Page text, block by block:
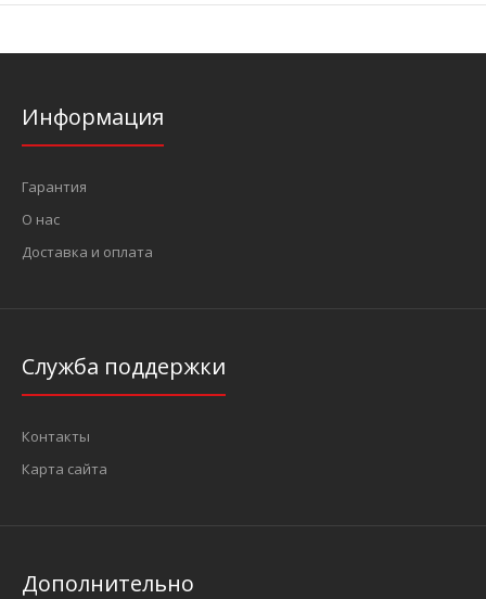
Информация
Гарантия
О нас
Доставка и оплата
Служба поддержки
Контакты
Карта сайта
Дополнительно